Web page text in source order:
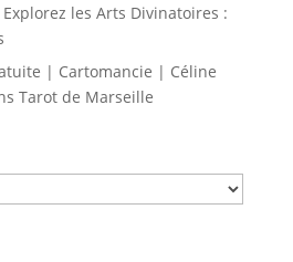
les Arts Divinatoires :
| Cartomancie | Céline
Tarot de Marseille